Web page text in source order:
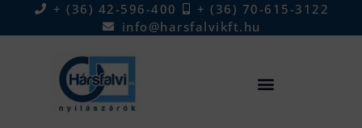
+ (36) 42-596-400
+ (36) 70-615-3122
info@harsfalvikft.hu